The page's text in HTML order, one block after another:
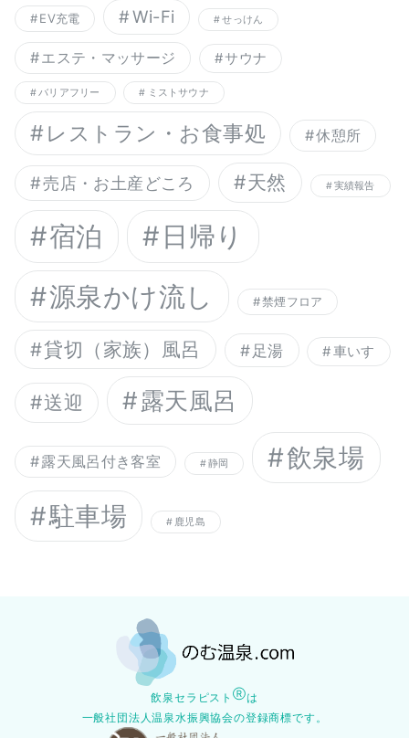
EV充電 Wi-Fi せっけん
エステ・マッサージ サウナ
バリアフリー ミストサウナ
レストラン・お食事処 休憩所
売店・お土産どころ 天然 実績報告
宿泊
日帰り
源泉かけ流し
禁煙フロア
貸切（家族）風呂 足湯 車いす
送迎 露天風呂
露天風呂付き客室 静岡
飲泉場
駐車場
鹿児島
飲泉セラピスト Ⓡは
一般社団法人温泉水振興協会の登録商標です。